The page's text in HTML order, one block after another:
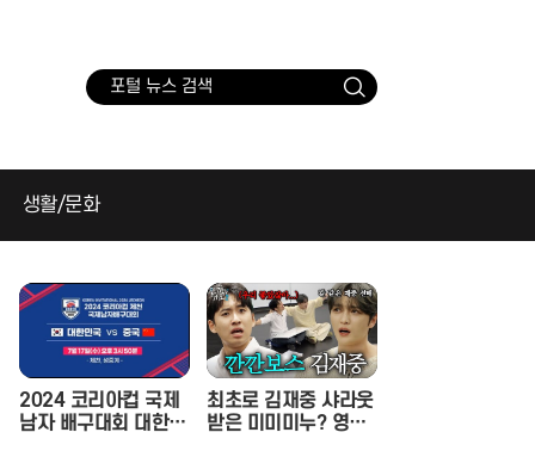
검
생활/문화
2024 코리아컵 국제
남자 배구대회 대한민
최초로 김재중 샤라웃
받은 미미미누? 영광